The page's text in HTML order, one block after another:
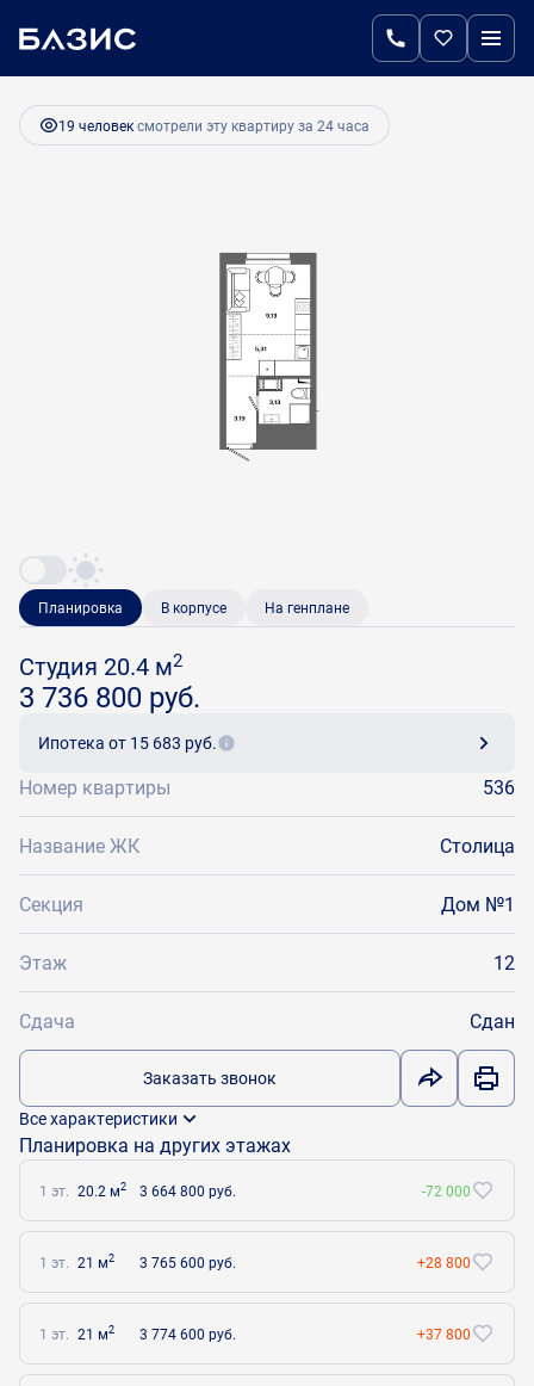
Студия20.4 м 3 736 800 руб.
Ипотекаот 15 683 руб.
19 человексмотрели эту квартиру за 24 часа
Планировка В корпусе На генплане
Студия 20.4 м2
3 736 800 руб.
Ипотека от 15 683 руб.
Номер квартиры 536
Название ЖК Столица
Секция Дом №1
Этаж 12
Сдача Сдан
Заказать звонок
Все характеристики
Планировка на других этажах
1 эт. 20.2 м2 3 664 800 руб. -72 000
1 эт. 21 м2 3 765 600 руб. +28 800
1 эт. 21 м2 3 774 600 руб. +37 800